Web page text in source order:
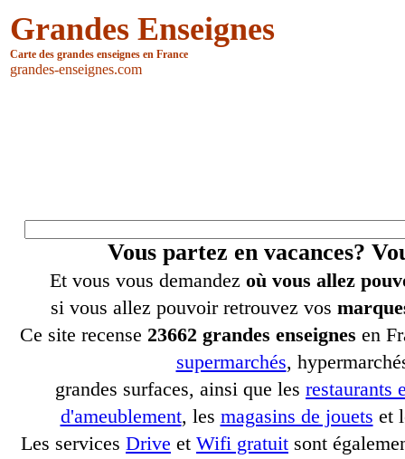
Grandes Enseignes
Carte des grandes enseignes en France
grandes-enseignes.com
Vous partez en vacances?
Et vous vous demandez où vous allez
si vous allez pouvoir retrouvez vos
Ce site recense 23662 grandes enseignes en
supermarchés,
grandes surfaces, ainsi que les restaurants
d'ameublement, les magasins de jouets et
Les services Drive et Wifi gratuit sont